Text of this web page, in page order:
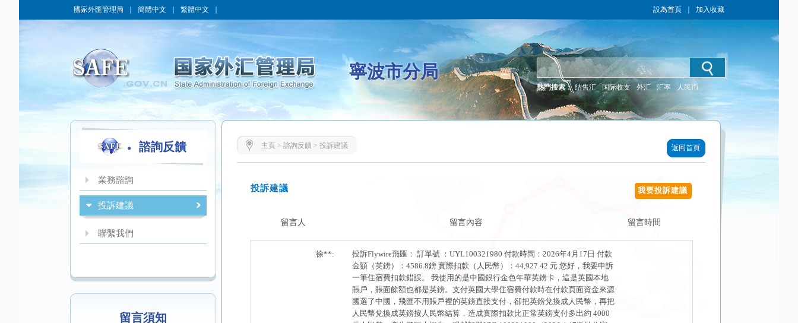
國家外匯管理局 簡體中文 繁體中文 設為首頁 加入收藏
寧波市分局
熱門搜索： 结售汇 国际收支 外汇 汇率 人民币
諮詢反饋
業務諮詢
投訴建議
聯繫我們
留言須知
主頁 >諮詢反饋 >投訴建議 返回首頁